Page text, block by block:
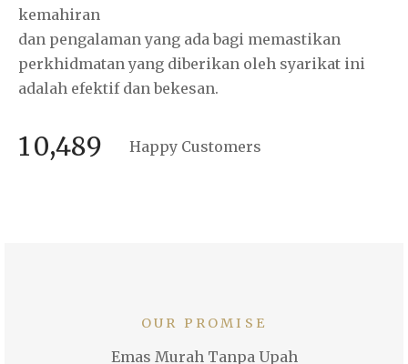
kemahiran
dan pengalaman yang ada bagi memastikan
perkhidmatan yang diberikan oleh syarikat ini
adalah efektif dan bekesan.
10,489 Happy Customers
OUR PROMISE
Emas Murah Tanpa Upah